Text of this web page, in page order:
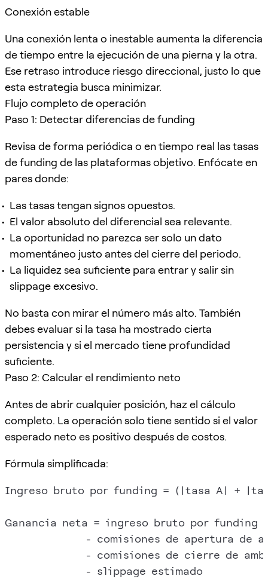
Conexión estable
Una conexión lenta o inestable aumenta la diferencia
de tiempo entre la ejecución de una pierna y la otra.
Ese retraso introduce riesgo direccional, justo lo que
esta estrategia busca minimizar.
Flujo completo de operación
Paso 1: Detectar diferencias de funding
Revisa de forma periódica o en tiempo real las tasas
de funding de las plataformas objetivo. Enfócate en
pares donde:
Las tasas tengan signos opuestos.
El valor absoluto del diferencial sea relevante.
La oportunidad no parezca ser solo un dato
momentáneo justo antes del cierre del periodo.
La liquidez sea suficiente para entrar y salir sin
slippage excesivo.
No basta con mirar el número más alto. También
debes evaluar si la tasa ha mostrado cierta
persistencia y si el mercado tiene profundidad
suficiente.
Paso 2: Calcular el rendimiento neto
Antes de abrir cualquier posición, haz el cálculo
completo. La operación solo tiene sentido si el valor
esperado neto es positivo después de costos.
Fórmula simplificada:
Ingreso bruto por funding = (|tasa A| +
Ganancia neta = ingreso bruto por funding
- comisiones de apertura de
- comisiones de cierre de
               - slippage estimado